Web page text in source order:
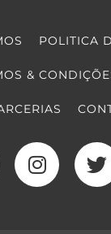
POLITICA
&